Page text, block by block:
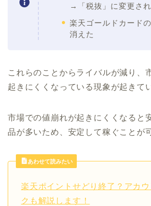
→「税抜」に変更さ
楽天ゴールドカード
消えた
これらのことからライバルが減り、
起きにくくなっている現象が起きて
市場での値崩れが起きにくくなると
品が多いため、安定して稼ぐことが
あわせて読みたい
楽天ポイントせどり終了？アカ
クも解説します！